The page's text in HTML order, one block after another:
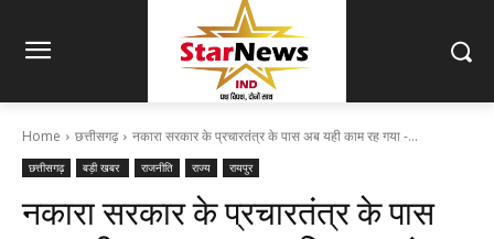
Home छत्तीसगढ़ नकारा सरकार के प्रचारतंत्र के पास अब यही काम रह गया -...
छत्तीसगढ़ बड़ी खबर राजनीति राज्य रायपुर
नकारा सरकार के प्रचारतंत्र के पास